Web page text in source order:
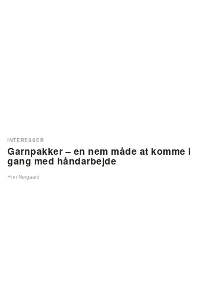
Garnpakker – en nem måde at komme i
gang med håndarbejde
INTERESSER
Finn Nørgaard